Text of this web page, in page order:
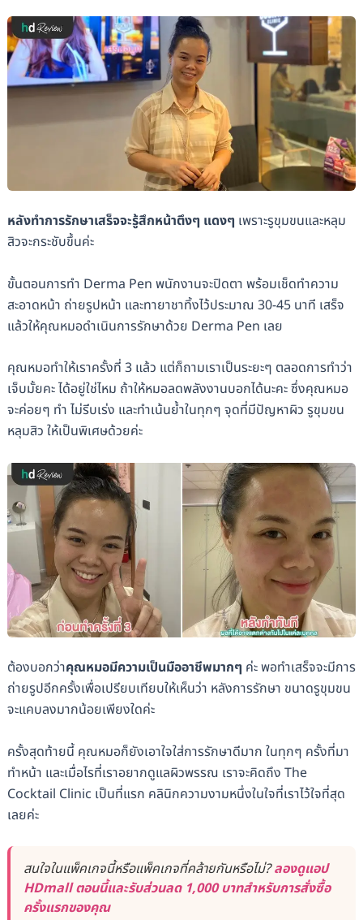
หลังทำการรักษาเสร็จจะรู้สึกหน้าตึงๆ แดงๆ เพราะรูขุมขนและหลุม
สิวจะกระชับขึ้นค่ะ
ขั้นตอนการทำ Derma Pen พนักงานจะปิดตา พร้อมเช็ดทำความ
สะอาดหน้า ถ่ายรูปหน้า และทายาชาทิ้งไว้ประมาณ 30-45 นาที เสร็จ
แล้วให้คุณหมอดำเนินการรักษาด้วย Derma Pen เลย
คุณหมอทำให้เราครั้งที่ 3 แล้ว แต่ก็ถามเราเป็นระยะๆ ตลอดการทำว่า
เจ็บมั้ยคะ ได้อยู่ใช่ไหม ถ้าให้หมอลดพลังงานบอกได้นะคะ ซึ่งคุณหมอ
จะค่อยๆ ทำ ไม่รีบเร่ง และทำเน้นย้ำในทุกๆ จุดที่มีปัญหาผิว รูขุมขน
หลุมสิว ให้เป็นพิเศษด้วยค่ะ
ต้องบอกว่าคุณหมอมีความเป็นมืออาชีพมากๆ ค่ะ พอทำเสร็จจะมีการ
ถ่ายรูปอีกครั้งเพื่อเปรียบเทียบให้เห็นว่า หลังการรักษา ขนาดรูขุมขน
จะแคบลงมากน้อยเพียงใดค่ะ
ครั้งสุดท้ายนี้ คุณหมอก็ยังเอาใจใส่การรักษาดีมาก ในทุกๆ ครั้งที่มา
ทำหน้า และเมื่อไรที่เราอยากดูแลผิวพรรณ เราจะคิดถึง The
Cocktail Clinic เป็นที่แรก คลินิกความงามหนึ่งในใจที่เราไว้ใจที่สุด
เลยค่ะ
สนใจในแพ็คเกจนี้หรือแพ็คเกจที่คล้ายกันหรือไม่?ลองดูแอป
HDmall ตอนนี้และรับส่วนลด 1,000 บาทสำหรับการสั่งซื้อ
ครั้งแรกของคุณ